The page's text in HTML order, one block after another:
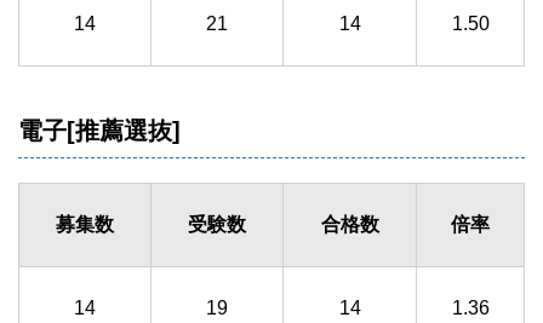
14 21 14 1.50
電子[推薦選抜]
募集数 受験数 合格数 倍率
14 19 14 1.36